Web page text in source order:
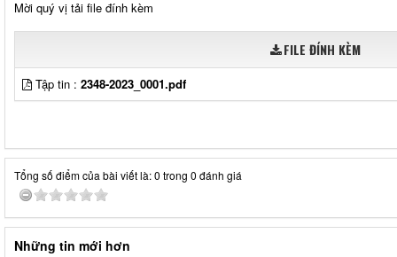
Mời quý vị tải file đính kèm
FILE ĐÍNH KÈM
Tập tin : 2348-2023_0001.pdf
Tổng số điểm của bài viết là: 0 trong 0 đánh giá
Những tin mới hơn